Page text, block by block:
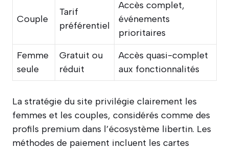
Couple
Tarif
préférentiel
Accès complet,
événements
prioritaires
Femme
seule
Gratuit ou
réduit
Accès quasi-complet
aux fonctionnalités
La stratégie du site privilégie clairement les
femmes et les couples, considérés comme des
profils premium dans l’écosystème libertin. Les
méthodes de paiement incluent les cartes